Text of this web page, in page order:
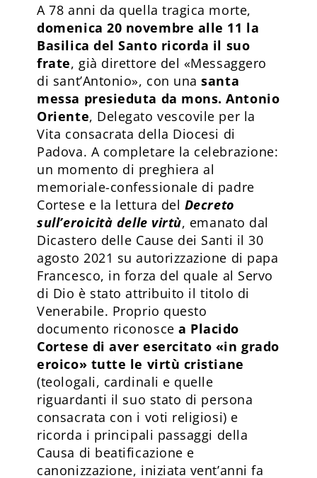
A 78 anni da quella tragica morte,
domenica 20 novembre alle 11 la
Basilica del Santo ricorda il suo
frate, già direttore del «Messaggero
di sant’Antonio», con unasanta
messa presieduta da mons. Antonio
Oriente, Delegato vescovile per la
Vita consacrata della Diocesi di
Padova. A completare la celebrazione:
un momento di preghiera al
memoriale-confessionale di padre
Cortese e la lettura del Decreto
sull’eroicità delle virtù, emanato dal
Dicastero delle Cause dei Santi il 30
agosto 2021 su autorizzazione di papa
Francesco, in forza del quale al Servo
di Dio è stato attribuito il titolo di
Venerabile. Proprio questo
documento riconoscea Placido
Cortese di aver esercitato «in grado
eroico» tutte le virtù cristiane
(teologali, cardinali e quelle
riguardanti il suo stato di persona
consacrata con i voti religiosi) e
ricorda i principali passaggi della
Causa di beatificazione e
canonizzazione, iniziata vent’anni fa